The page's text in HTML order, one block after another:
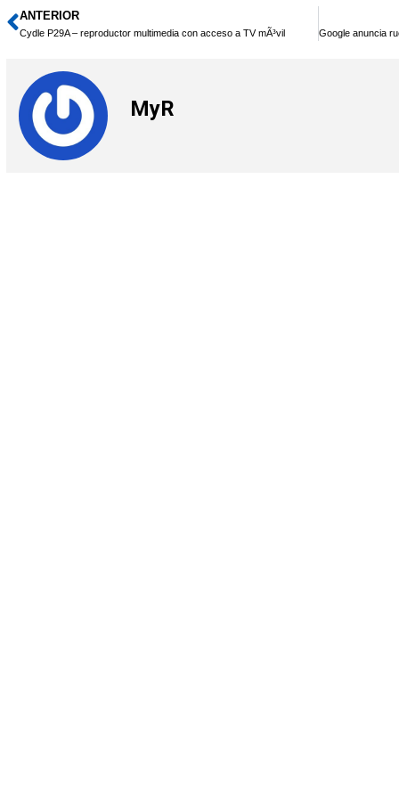
Ant
ANTERIOR
Cydle P29A – reproductor multimedia con acceso a TV mÃ³vil
MyR